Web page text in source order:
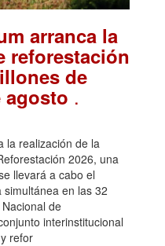
arranca la
reforestación
de
agosto .
la realización de la
2026, una
llevará a cabo el
en las 32
de
interinstitucional
refor